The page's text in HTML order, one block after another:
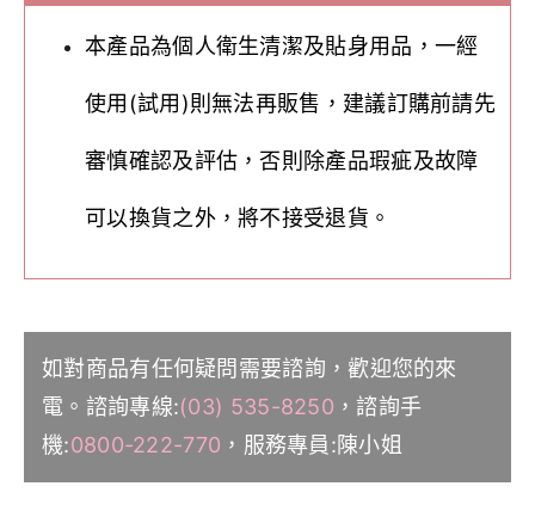
本產品為個人衛生清潔及貼身用品，一經
使用(試用)則無法再販售，建議訂購前請先
審慎確認及評估，否則除產品瑕疵及故障
可以換貨之外，將不接受退貨。
如對商品有任何疑問需要諮詢，歡迎您的來
電。諮詢專線:(03) 535-8250 ，諮詢手
機:0800-222-770 ，服務專員:陳小姐